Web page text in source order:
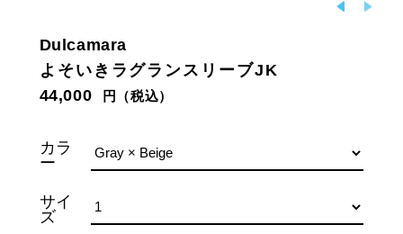
Dulcamara
よそいきラグランスリーブJK
44,000
円（税込）
カラ
ー
サイ
ズ